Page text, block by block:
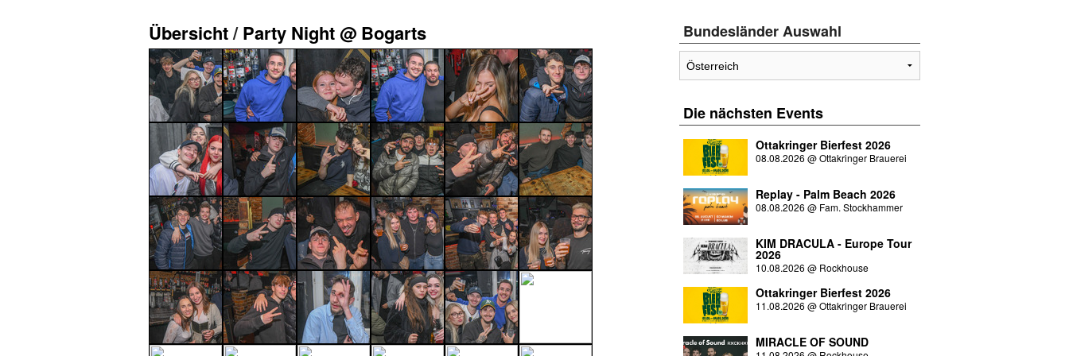
Übersicht/Party Night @ Bogarts Bundesländer Auswahl
Die nächsten Events
Ottakringer Bierfest 2026
08.08.2026 @Ottakringer Brauerei
Replay - Palm Beach 2026
08.08.2026 @ Fam. Stockhammer
KIM DRACULA - Europe Tour
2026
10.08.2026 @ Rockhouse
Ottakringer Bierfest 2026
11.08.2026 @Ottakringer Brauerei
MIRACLE OF SOUND